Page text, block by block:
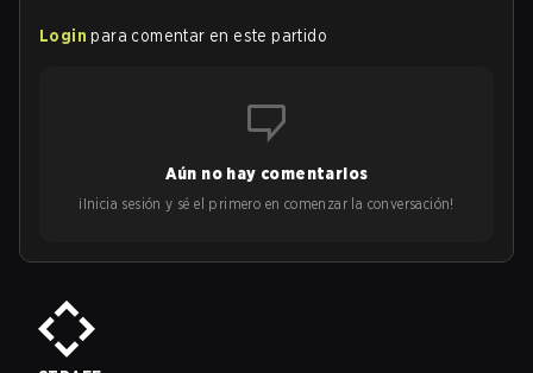
Login para comentar en este partido
Aún no hay comentarios
¡Inicia sesión y sé el primero en comenzar la conversación!